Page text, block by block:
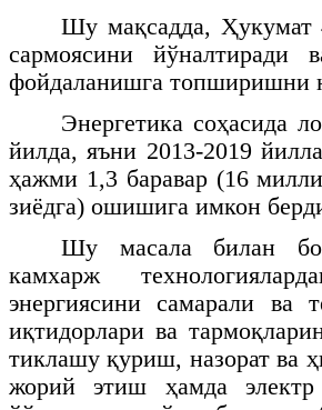
Шу мақсадда, Ҳукумат
сармоясини
фойдаланишга топширишни
Энергетика соҳасида
йилда, яъни 2013-2019
ҳажми 1,3 баравар (16
зиёдга) ошишига имкон
Шу масала билан
камхарж
энергиясини самарали ва
иқтидорлари ва
тиклашу қуриш, назорат ва
жорий этиш ҳамда электр